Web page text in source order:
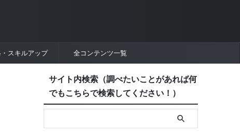
スキルアップ 全コンテンツ一覧
サイト内検索（調べたいことがあれば何
でもこちらで検索してください！）